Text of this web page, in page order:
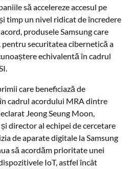
să accelereze accesul pe
timp un nivel ridicat de încredere
produsele Samsung care
securitatea cibernetică a
echivalentă în cadrul
care beneficiază de
cadrul acordului MRA dintre
Jeong Seung Moon,
director al echipei de cercetare
de aparate digitale la Samsung
să acordăm prioritate unei
IoT, astfel încât